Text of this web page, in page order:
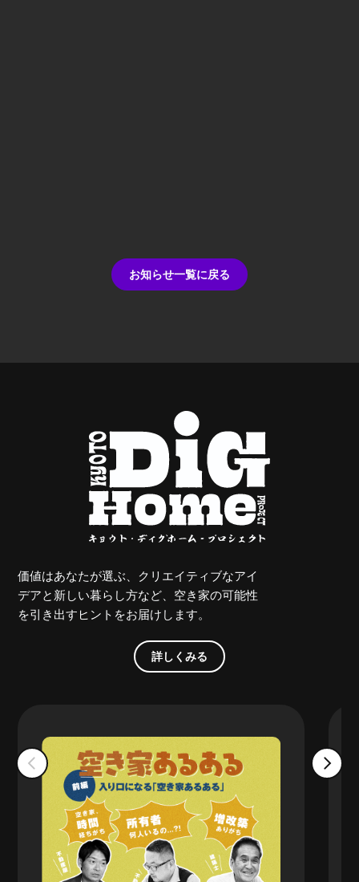
お知らせ一覧に戻る
価値はあなたが選ぶ、クリエイティブなアイ
デアと新しい暮らし方など、空き家の可能性
を引き出すヒントをお届けします。
詳しくみる